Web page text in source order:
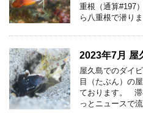
重根（通算#197
ら八重根で潜り
2023年7月 屋
屋久島でのダイ
目（たぶん）の
ております。 滞
っとニュースで